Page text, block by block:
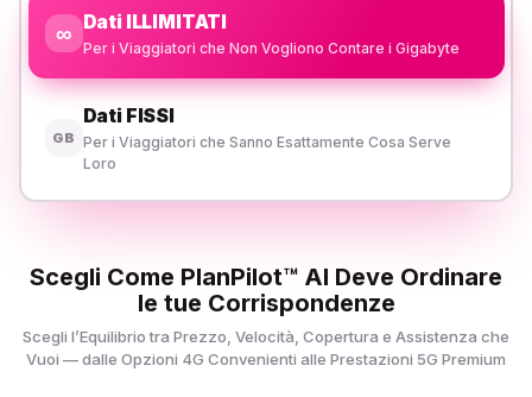
∞ Dati ILLIMITATI
Per i Viaggiatori che Non Vogliono Contare i Gigabyte
GB
Dati FISSI
Per i Viaggiatori che Sanno Esattamente Cosa Serve
Loro
Scegli Come PlanPilot™ AI Deve Ordinare
le tue Corrispondenze
Scegli l’Equilibrio tra Prezzo, Velocità, Copertura e Assistenza che
Vuoi — dalle Opzioni 4G Convenienti alle Prestazioni 5G Premium